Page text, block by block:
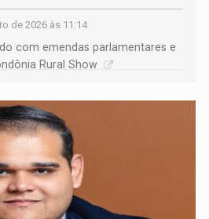
de 2026 às 11:14
com emendas parlamentares e
Rural Show